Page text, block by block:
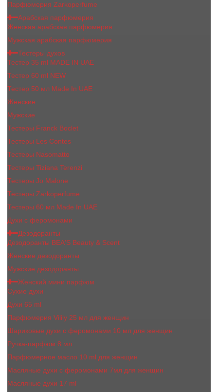
Парфюмерия Zarkoperfume
Арабская парфюмерия
Женская арабская парфюмерия
Мужская арабская парфюмерия
Тестеры духов
Тестер 35 ml MADE IN UAE
Тестер 60 ml NEW
Тестер 50 мл Made In UAE
Женские
Мужские
Тестеры Franck Boclet
Тестеры Les Contes
Тестеры Nasomatto
Тестеры Tiziana Terenzi
Тестеры Jо Malоnе
Тестеры Zarkoperfume
Тестеры 60 мл Made In UAE
Духи с феромонами
Дезодоранты
Дезодоранты BEA'S Beauty & Scent
Женские дезодоранты
Мужские дезодоранты
Женский мини парфюм
Сухие духи
Духи 65 ml
Парфюмерия Vilily 25 мл для женщин
Шариковые духи с феромонами 10 мл для женщин
Ручка-парфюм 8 мл
Парфюмерное масло 10 ml для женщин
Масляные духи c феромонами 7мл для женщин
Масляные духи 17 ml